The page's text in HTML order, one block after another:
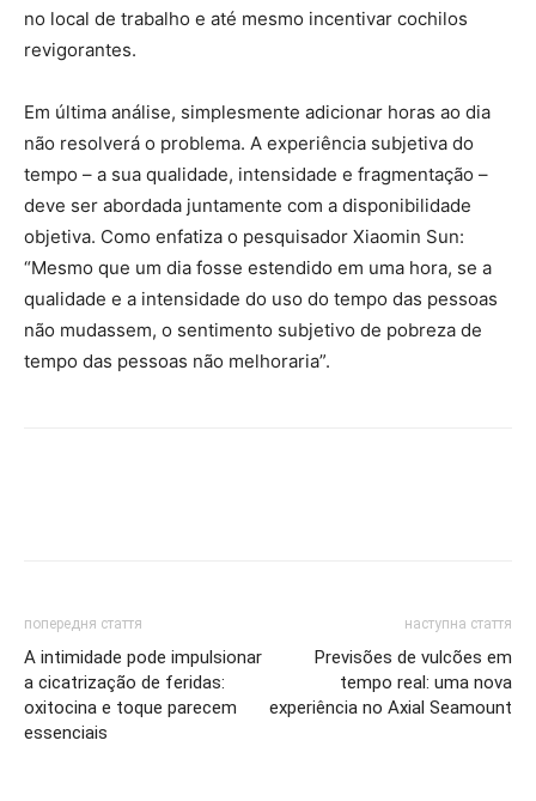
no local de trabalho e até mesmo incentivar cochilos
revigorantes.
Em última análise, simplesmente adicionar horas ao dia
não resolverá o problema. A experiência subjetiva do
tempo – a sua qualidade, intensidade e fragmentação –
deve ser abordada juntamente com a disponibilidade
objetiva. Como enfatiza o pesquisador Xiaomin Sun:
“Mesmo que um dia fosse estendido em uma hora, se a
qualidade e a intensidade do uso do tempo das pessoas
não mudassem, o sentimento subjetivo de pobreza de
tempo das pessoas não melhoraria”.
попередня стаття
A intimidade pode impulsionar
a cicatrização de feridas:
oxitocina e toque parecem
essenciais
наступна стаття
Previsões de vulcões em
tempo real: uma nova
experiência no Axial Seamount